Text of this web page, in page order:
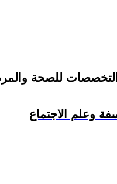
التخصصات للصحة
وعلم الاجتماع